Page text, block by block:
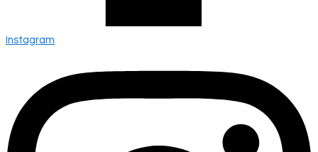
Instagram